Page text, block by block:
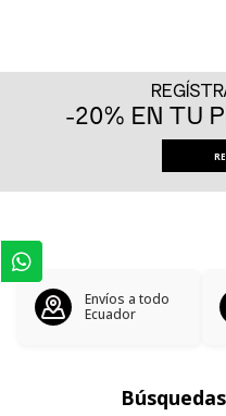
-20% EN TU
Envíos a todo
Ecuador